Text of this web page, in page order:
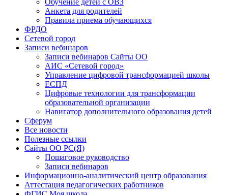
Анкета для родителей
Правила приема обучающихся
ФРДО
Сетевой город
Записи вебинаров
Записи вебинаров Сайты ОО
АИС «Сетевой город»
Управление цифровой трансформацией школы
ЕСПД
Цифровые технологии для трансформации
образовательной организации
Навигатор дополнительного образования детей
Сферум
Все новости
Полезные ссылки
Сайты ОО РС(Я)
Пошаговое руководство
Записи вебинаров
Информационно-аналитический центр образования
Аттестация педагогических работников